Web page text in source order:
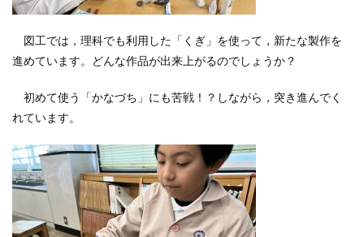
図工では，理科でも利用した「くぎ」を使って，新たな製作を
進めています。どんな作品が出来上がるのでしょうか？
初めて使う「かなづち」にも苦戦！？しながら，突き進んでく
れています。